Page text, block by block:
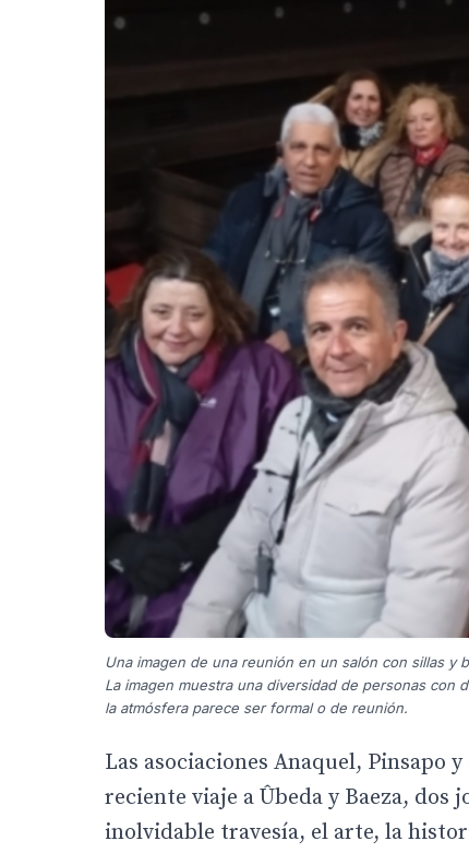
Una imagen de una reunión en un salón con sillas y
La imagen muestra una diversidad de personas con
la atmósfera parece ser formal o de reunión.
Las asociaciones Anaquel, Pinsapo
reciente viaje a Ûbeda y Baeza, dos
inolvidable travesía, el arte, la